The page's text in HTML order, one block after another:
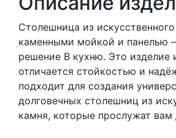
Столешница из
каменными мойкой и панелью
решение В кухню. Это изделие
отличается стойкостью и
подходит для создания
долговечных столешниц из
камня, которые прослужат вам